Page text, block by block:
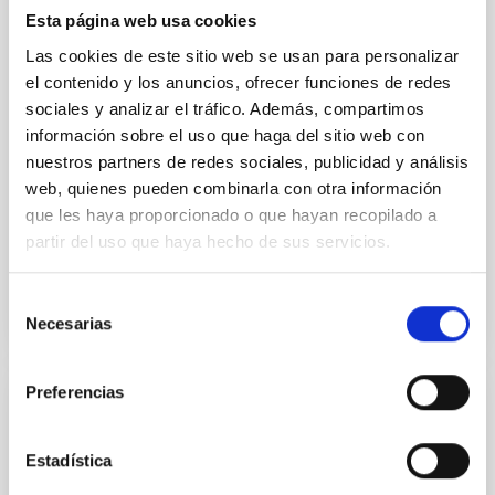
Esta página web usa cookies
Las cookies de este sitio web se usan para personalizar
el contenido y los anuncios, ofrecer funciones de redes
sociales y analizar el tráfico. Además, compartimos
información sobre el uso que haga del sitio web con
nuestros partners de redes sociales, publicidad y análisis
web, quienes pueden combinarla con otra información
que les haya proporcionado o que hayan recopilado a
partir del uso que haya hecho de sus servicios.
Necesarias
Preferencias
Estadística
vapor atmosphere. Secondary eclipse thermal
emission can efficiently probe for the presence of
these atmospheres on a rocky planet. We observed
single JWST MIRI/LRS secondary eclipses for 10
ultra-hot
Smith, Cole et al.
Fecha de publicación: 6 2026
NÚMERO DE CITAS
The impact of Active Galactic Nuclei on